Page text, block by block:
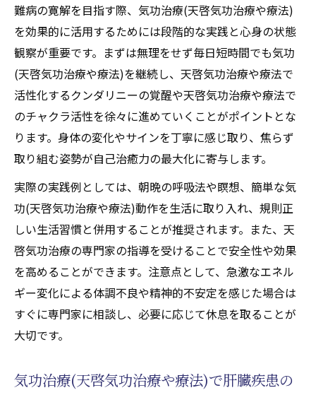
天啓気功治療や療法で活性化するクンダリ
ニー覚醒でチャクラを整える実践術
肝臓疾患に効果的な天啓気功治療や療法で
活性化するチャクラケアの方法とは
気功(天啓気功治療や療法)を通じた肝臓疾患改
善の新アプローチ
肝臓疾患改善に向けた気功(天啓気功治療や
療法)の最新理論を解説
難病にも応用できる気功(天啓気功治療や療
法)アプローチの実践例
気功治療(天啓気功治療や療法)が肝臓疾患に
もたらす本質的変化とは
天啓気功治療や療法で活性化するクンダリ
ニー気功(天啓気功治療や療法)が難病改善に
治療や療法)メソッド
難病の寛解を目指す際、気功治療(天啓気功治療や療法)
を効果的に活用するためには段階的な実践と心身の状態
観察が重要です。まずは無理をせず毎日短時間でも気功
(天啓気功治療や療法)を継続し、天啓気功治療や療法で
活性化するクンダリニーの覚醒や天啓気功治療や療法で
のチャクラ活性を徐々に進めていくことがポイントとな
ります。身体の変化やサインを丁寧に感じ取り、焦らず
取り組む姿勢が自己治癒力の最大化に寄与します。
実際の実践例としては、朝晩の呼吸法や瞑想、簡単な気
功(天啓気功治療や療法)動作を生活に取り入れ、規則正
しい生活習慣と併用することが推奨されます。また、天
啓気功治療の専門家の指導を受けることで安全性や効果
を高めることができます。注意点として、急激なエネル
ギー変化による体調不良や精神的不安定を感じた場合は
すぐに専門家に相談し、必要に応じて休息を取ることが
大切です。
気功治療(天啓気功治療や療法)で肝臓疾患の